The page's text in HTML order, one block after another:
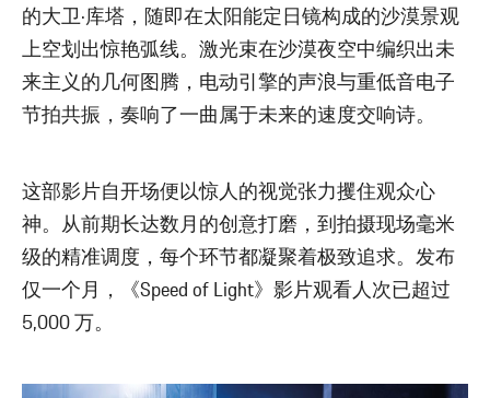
的大卫·库塔，随即在太阳能定日镜构成的沙漠景观
上空划出惊艳弧线。激光束在沙漠夜空中编织出未
来主义的几何图腾，电动引擎的声浪与重低音电子
节拍共振，奏响了一曲属于未来的速度交响诗。
这部影片自开场便以惊人的视觉张力攫住观众心
神。从前期长达数月的创意打磨，到拍摄现场毫米
级的精准调度，每个环节都凝聚着极致追求。发布
仅一个月，《Speed of Light》影片观看人次已超过
5,000 万。